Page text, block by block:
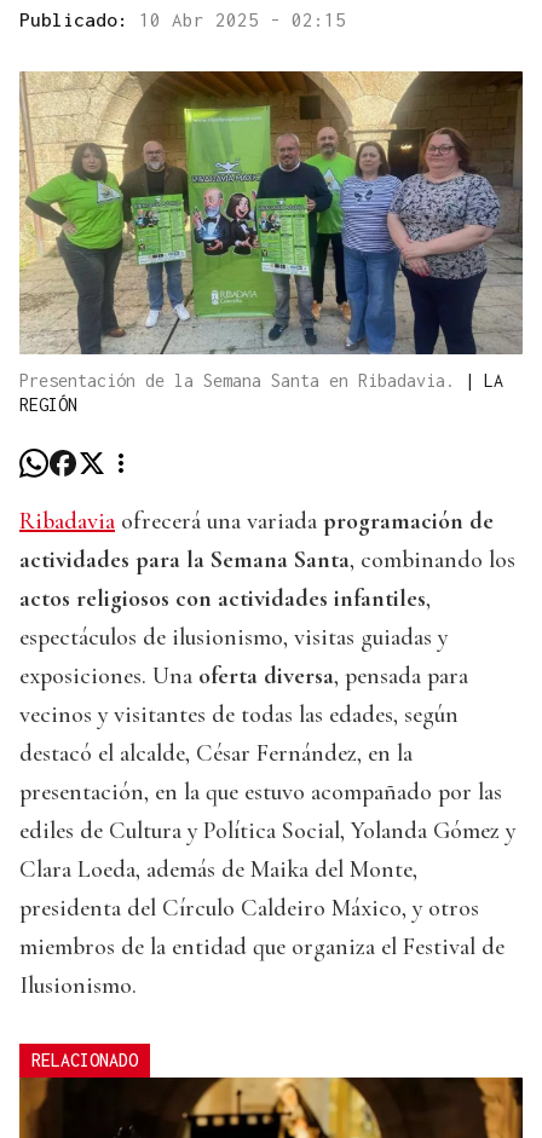
Publicado: 10 Abr 2025 - 02:15
Presentación de la Semana Santa en Ribadavia. | LA
REGIÓN
Ribadavia ofrecerá una variada programación de
actividades para la Semana Santa, combinando los
actos religiosos con actividades infantiles,
espectáculos de ilusionismo, visitas guiadas y
exposiciones. Una oferta diversa, pensada para
vecinos y visitantes de todas las edades, según
destacó el alcalde, César Fernández, en la
presentación, en la que estuvo acompañado por las
ediles de Cultura y Política Social, Yolanda Gómez y
Clara Loeda, además de Maika del Monte,
presidenta del Círculo Caldeiro Máxico, y otros
miembros de la entidad que organiza el Festival de
Ilusionismo.
RELACIONADO